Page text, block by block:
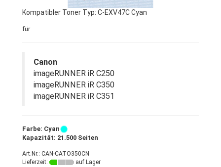
Kompatibler Toner Typ: C-EXV47C Cyan
für
Canon
imageRUNNER iR C250
imageRUNNER iR C350
imageRUNNER iR C351
Farbe: Cyan
Kapazität: 21.500 Seiten
Art.Nr.: CAN-CATO350CN
Lieferzeit:
auf Lager